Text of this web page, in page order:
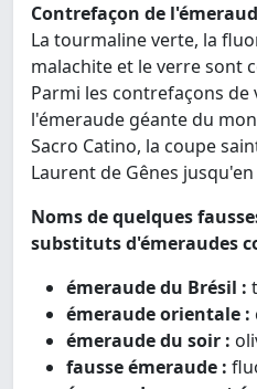
Contrefaçon de
La tourmaline verte, la
malachite et le verre sont
Parmi les contrefaçons
l'émeraude géante du
Sacro Catino, la coupe
Laurent de Gênes
Noms de quelques
substituts d'émeraudes
émeraude du Brésil :
émeraude orientale :
émeraude du soir :
fausse émeraude :